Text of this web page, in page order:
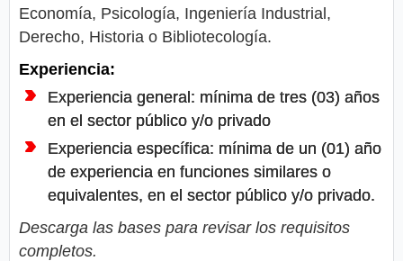
Economía, Psicología, Ingeniería Industrial,
Derecho, Historia o Bibliotecología.
Experiencia:
Experiencia general: mínima de tres (03) años
en el sector público y/o privado
Experiencia específica: mínima de un (01) año
de experiencia en funciones similares o
equivalentes, en el sector público y/o privado.
Descarga las bases para revisar los requisitos
completos.